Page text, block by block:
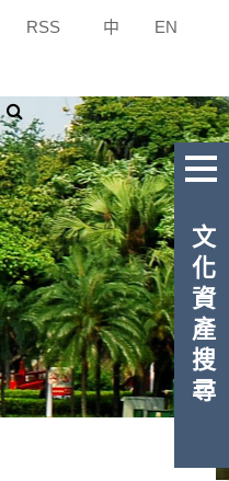
RSS 中 EN
尋
文化資產搜尋